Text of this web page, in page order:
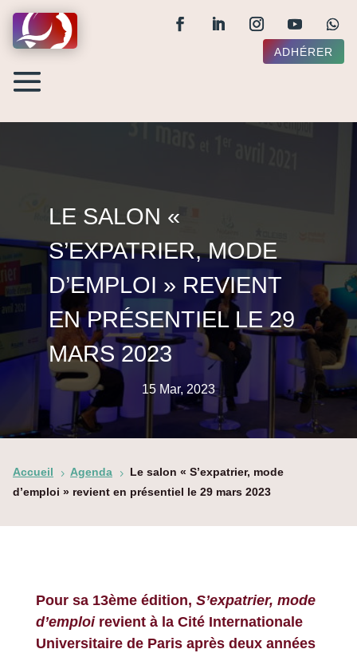
ADHÉRER
LE SALON «
S’EXPATRIER, MODE
D’EMPLOI » REVIENT
EN PRÉSENTIEL LE 29
MARS 2023
15 Mar, 2023
Accueil 5 Agenda 5
Le salon « S’expatrier, mode
d’emploi » revient en présentiel le 29 mars 2023
Pour sa 13ème édition, S’expatrier, mode
d’emploirevient à la Cité Internationale
Universitaire de Paris après deux années